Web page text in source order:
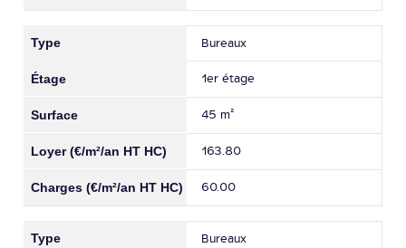
Bureaux
1er étage
45 m²
163.80
60.00
Bureaux